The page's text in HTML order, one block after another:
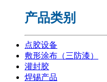
产品类别
点胶设备
敷形涂布（三防漆）
灌封胶
焊锡产品